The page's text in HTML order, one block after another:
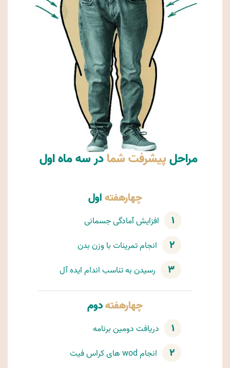
مراحلپیشرفت شمادر سه ماه اول
چهارهفتهاول
۱ افزایش آمادگی جسمانی
۲ انجام تمرینات با وزن بدن
۳ رسیدن به تناسب اندام ایده آل
چهارهفتهدوم
۱ دریافت دومین برنامه
۲ انجام wod های کراس فیت